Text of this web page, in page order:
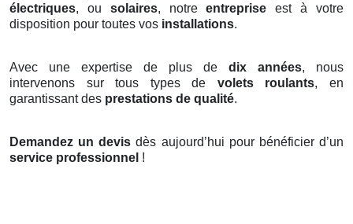
électriques, ou solaires, notreentreprise est à votre
disposition pour toutes vos installations.
Avec une expertise de plus de dix années, nous
intervenons sur tous types de volets roulants, en
garantissant des prestations de qualité.
Demandez un devis dès aujourd’hui pour bénéficier d’un
service professionnel !